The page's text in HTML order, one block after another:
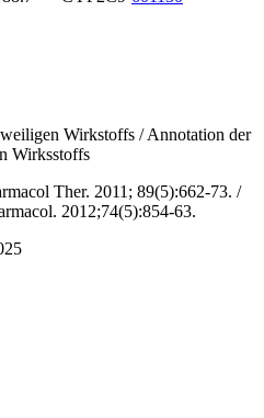
Wirkstoffs / Annotation der
Wirksstoffs
Ther. 2011; 89(5):662-73. /
2012;74(5):854-63.